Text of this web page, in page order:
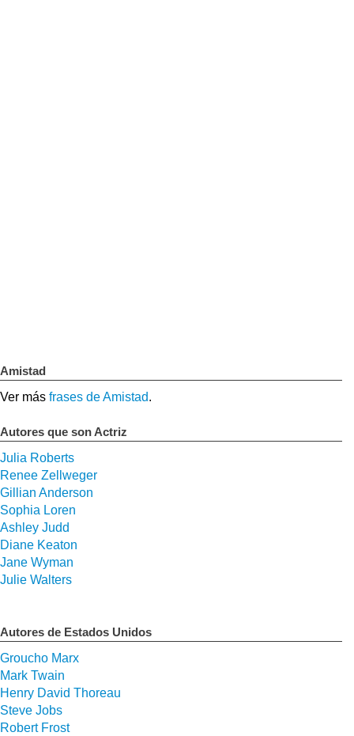
Amistad
Ver más frases de Amistad.
Autores que son Actriz
Julia Roberts
Renee Zellweger
Gillian Anderson
Sophia Loren
Ashley Judd
Diane Keaton
Jane Wyman
Julie Walters
Autores de Estados Unidos
Groucho Marx
Mark Twain
Henry David Thoreau
Steve Jobs
Robert Frost